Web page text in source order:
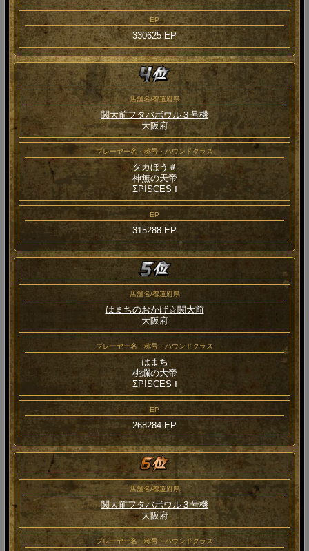
EP
330625 EP
店舗名/都道府県
関大前フタバボウル３号機
大阪府
プレーヤー名・称号・ハウンドクラス
タカぼう＃
神無の天帝
ΣPISCES Ⅰ
EP
315288 EP
店舗名/都道府県
はまちのおかげ☆関大前
大阪府
プレーヤー名・称号・ハウンドクラス
はまち
桃爛の大帝
ΣPISCES Ⅰ
EP
268284 EP
店舗名/都道府県
関大前フタバボウル３号機
大阪府
プレーヤー名・称号・ハウンドクラス